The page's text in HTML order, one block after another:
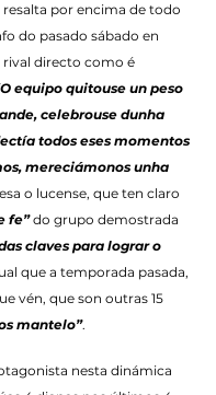
resalta por encima de todo
do pasado sábado en
rival directo como é
equipo quitouse un peso
celebrouse dunha
todos eses momentos
mereciámonos unha
o lucense, que ten claro
fe” do grupo demostrada
claves para lograr o
que a temporada pasada,
vén, que son outras 15
mantelo”.
nesta dinámica